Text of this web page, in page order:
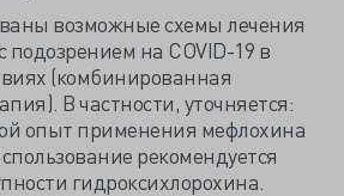
возможные схемы лечения
на COVID-19 в
(комбинированная
В частности, уточняется:
опыт применения мефлохина
рекомендуется
гидроксихлорохина.